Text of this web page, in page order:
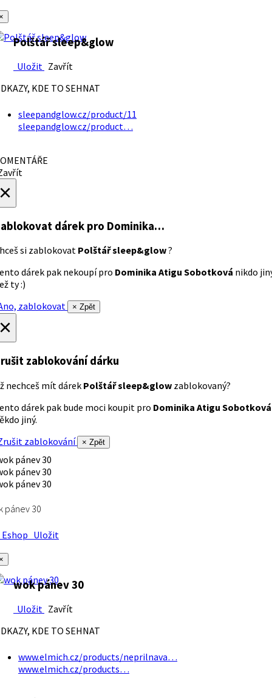
Polštář sleep&glow
Uložit Zavřít
KDE TO SEHNAT
sleepandglow.cz/product/11
sleepandglow.cz/product…
dárek pro Dominika…
si zablokovat Polštář sleep&glow?
dárek pak nekoupí pro Dominika Atigu Sobotková nikdo
ty :)
zablokovat
× Zpět
zablokování dárku
nechceš mít dárek Polštář sleep&glow zablokovaný?
dárek pak bude moci koupit pro Dominika Atigu Sobotková
jiný.
zablokování
× Zpět
pánev 30
Uložit
wok pánev 30
Uložit Zavřít
KDE TO SEHNAT
www.elmich.cz/products/neprilnava…
www.elmich.cz/products…